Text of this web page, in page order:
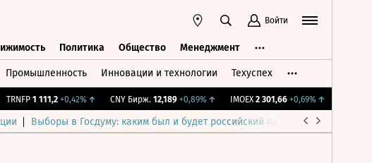
Войти
Политика Общество Менеджмент
Промышленность Инновации и технологии Техуспех
TRNFP 1 111,2 +0,42%↑ CNY Бирж. 12,189 +0,89%↑ IMOEX 2 301,66 +0,69%↑
Выборы в Госдуму: каким был и будет российский парламент